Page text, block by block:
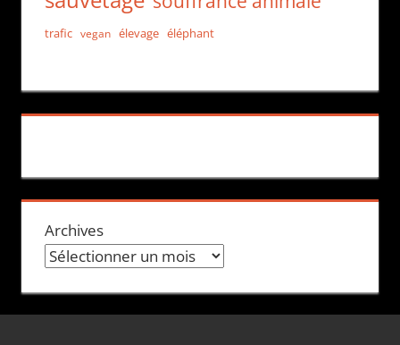
trafic vegan élevage éléphant
Archives